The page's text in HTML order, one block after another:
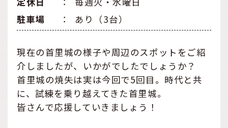
駐車場
： あり（3台）
現在の首里城の様子や周辺のスポットをご紹
介しましたが、いかがでしたでしょうか？
首里城の焼失は実は今回で5回目。時代と共
に、試練を乗り越えてきた首里城。
皆さんで応援していきましょう！